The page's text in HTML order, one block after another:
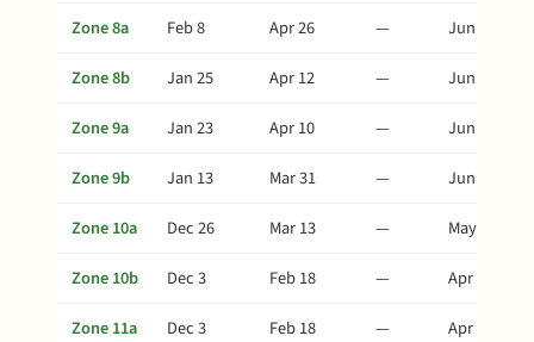
Zone 8a
Feb 8 Apr 26 —
Jun 30
Zone 8b
Jan 25 Apr 12 —
Jun 16
Zone 9a
Jan 23 Apr 10 —
Jun 14
Zone 9b
Jan 13 Mar 31 —
Jun 4
Zone 10a
Dec 26 Mar 13 —
May 17
Zone 10b
Dec 3 Feb 18 —
Apr 24
Zone 11a
Dec 3 Feb 18 —
Apr 24